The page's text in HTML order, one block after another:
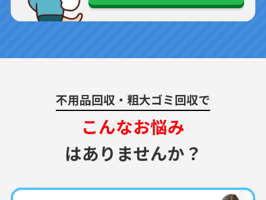
不用品回収・粗大ゴミ回収で
こんなお悩み
はありませんか？